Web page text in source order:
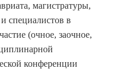
магистратуры,
специалистов в
(очное, заочное,
конференции